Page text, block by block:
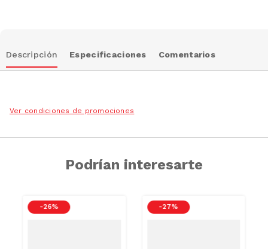
Descripción Especificaciones Comentarios
Ver condiciones de promociones
Podrían interesarte
-26 % -27 %